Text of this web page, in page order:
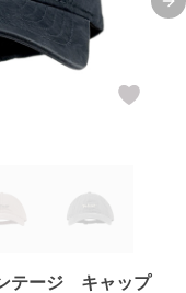
テージ キャップ